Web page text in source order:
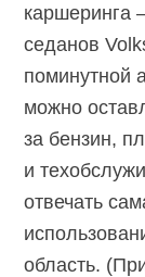
каршеринга
седанов
поминутной
можно
за бензин,
и
отвечать
область.